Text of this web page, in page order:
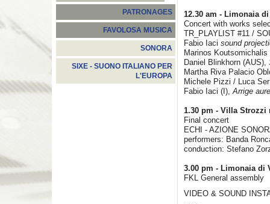
PATRONAGES
FAVOLOSA MUSICA
SONORA
SIXE - SUONO ITALIANO PER
L'EUROPA
12.30 am - Limonaia
Concert with works
TR_PLAYLIST #11 /
Fabio Iaci sound
Marinos
Daniel Blinkhorn (AUS),
Martha Riva Palacio
Michele Pizzi / Luca
Fabio Iaci (I),Arrige
1.30 pm - Villa Strozzi
Final concert
ECHI - AZIONE
performers: Banda
conduction: Stefano
3.00 pm - Limonaia di
FKL General assembly
VIDEO & SOUND